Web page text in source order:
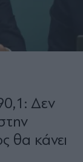
Δεν
θα κάνει